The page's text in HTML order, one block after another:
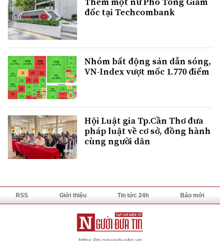
đốc tại Techcombank
Nhóm bất động sản dẫn sóng,
VN-Index vượt mốc 1.770 điểm
Hội Luật gia Tp.Cần Thơ đưa
pháp luật về cơ sở, đồng hành
cùng người dân
RSS Giới thiệu Tin tức 24h Báo mới